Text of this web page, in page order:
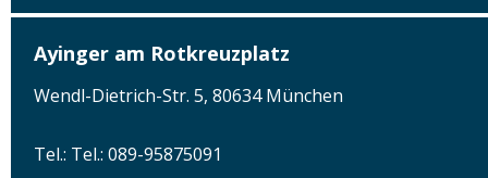
Ayinger am Rotkreuzplatz
Wendl-Dietrich-Str. 5, 80634 München
Tel.: Tel.: 089-95875091